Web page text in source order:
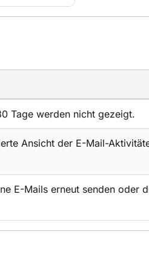
Tage werden nicht gezeigt.
Ansicht der E-Mail-
E-Mails erneut senden oder